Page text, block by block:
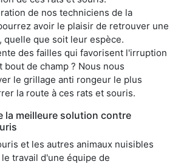
de nos techniciens de la
avoir le plaisir de retrouver une
quelle que soit leur espèce.
des failles qui favorisent l'irruption
de champ ? Nous nous
le grillage anti rongeur le plus
la route à ces rats et souris.
la meilleure solution contre
et les autres animaux nuisibles
travail d'une équipe de